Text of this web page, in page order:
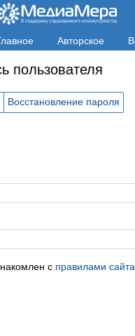
Авторское
пользователя
Восстановление пароля
Яндекс
с правилами сайта